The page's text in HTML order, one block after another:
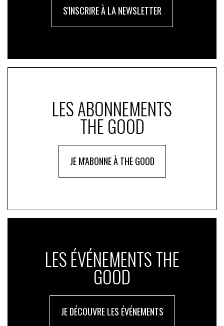
S'INSCRIRE À LA NEWSLETTER
LES ABONNEMENTS
THE GOOD
JE M'ABONNE À THE GOOD
LES ÉVÉNEMENTS THE
GOOD
JE DÉCOUVRE LES ÉVÉNEMENTS